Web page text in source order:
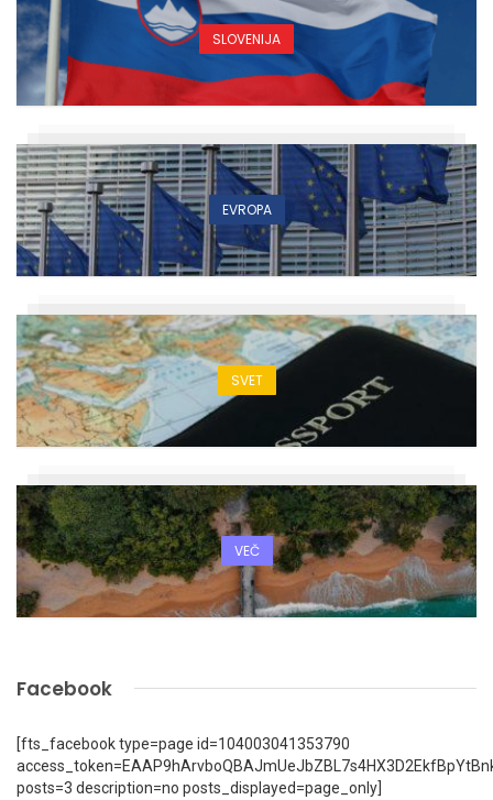
SLOVENIJA
EVROPA
SVET
VEČ
Facebook
[fts_facebook type=page id=104003041353790
posts=3 description=no posts_displayed=page_only]